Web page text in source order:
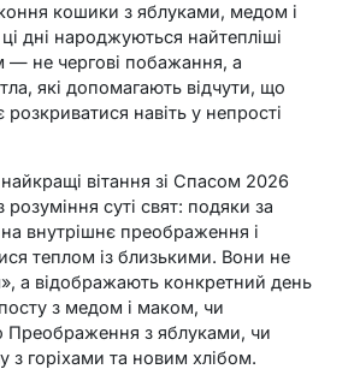
кошики з яблуками, медом і
дні народжуються найтепліші
— не чергові побажання, а
які допомагають відчути, що
навіть у непрості
вітання зі Спасом 2026
розуміння суті свят: подяки за
на внутрішнє преображення і
теплом із близькими. Вони не
а відображають конкретний день
з медом і маком, чи
Преображення з яблуками, чи
з горіхами та новим хлібом.